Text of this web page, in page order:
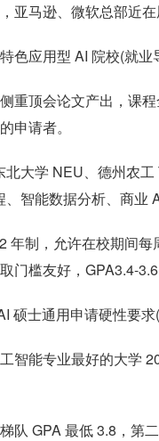
亚马逊、微软总部近
色应用型 AI 院校(就
重顶会论文产出，课
申请者。
大学 NEU、德州农
智能数据分析、商业
年制，允许在校期间
门槛友好，GPA3.4-
硕士通用申请硬性要
智能专业最好的大学
队 GPA 最低 3.8，第